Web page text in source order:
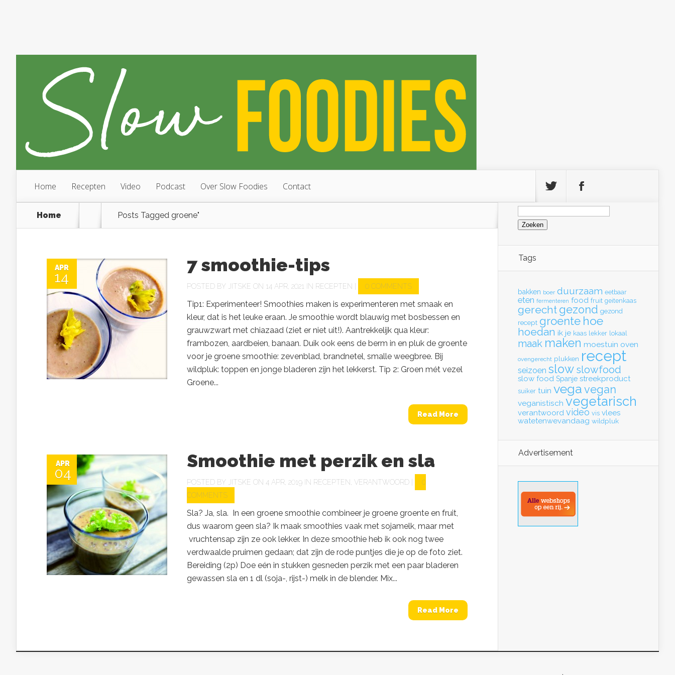
Home Recepten Video Podcast Over Slow Foodies Contact
Home Posts Tagged groene"
APR
14
7 smoothie-tips
POSTED BY JITSKE ON 14 APR, 2021 IN RECEPTEN 0 COMMENTS
Tip1: Experimenteer! Smoothies maken is experimenteren met smaak en
kleur, dat is het leuke eraan. Je smoothie wordt blauwig met bosbessen en
grauwzwart met chiazaad (ziet er niet uit!). Aantrekkelijk qua kleur:
frambozen, aardbeien, banaan. Duik ook eens de berm in en pluk de groente
voor je groene smoothie: zevenblad, brandnetel, smalle weegbree. Bij
wildpluk: toppen en jonge bladeren zijn het lekkerst. Tip 2: Groen mét vezel
Groene...
Read More
APR
04
Smoothie met perzik en sla
POSTED BY JITSKE ON 4 APR, 2019 IN RECEPTEN VERANTWOORD
0
COMMENTS
Sla? Ja, sla. In een groene smoothie combineer je groene groente en fruit,
dus waarom geen sla? Ik maak smoothies vaak met sojamelk, maar met
vruchtensap zijn ze ook lekker. In deze smoothie heb ik ook nog twee
verdwaalde pruimen gedaan; dat zijn de rode puntjes die je op de foto ziet.
Bereiding (2p) Doe eén in stukken gesneden perzik met een paar bladeren
gewassen sla en 1 dl (soja-, rijst-) melk in de blender. Mix...
Read More
Zoeken
naar:
Tags
bakken boer duurzaam eetbaar
eten fermenteren food fruit geitenkaas
gerecht gezond gezond
recept groente hoe
hoedan ik je kaas lekker lokaal
maak maken moestuin oven
ovengerecht plukken recept
seizoen slow slowfood
slow food Spanje streekproduct
suiker tuin vega vegan
veganistisch vegetarisch
verantwoord video vis vlees
watetenwevandaag wildpluk
Advertisement